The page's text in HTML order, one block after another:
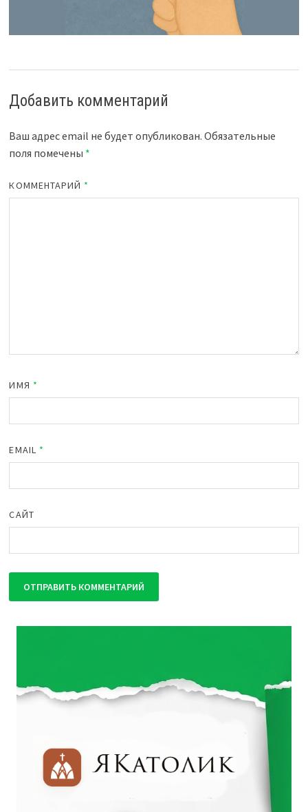
Добавить комментарий
Ваш адрес email не будет опубликован. Обязательные
поля помечены *
КОММЕНТАРИЙ *
ИМЯ *
EMAIL *
САЙТ